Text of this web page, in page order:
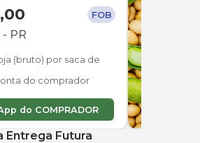
FOB
- PR
(bruto) por saca de
do comprador
do COMPRADOR
Entrega Futura